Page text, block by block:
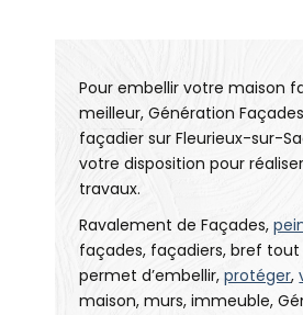
Pour embellir votre maison
meilleur, Génération
façadier sur Fleurieux-sur-
votre disposition pour
travaux.
Ravalement de Façades,
façades, façadiers, bref tout
permet d’embellir,protéger,
maison, murs, immeuble,